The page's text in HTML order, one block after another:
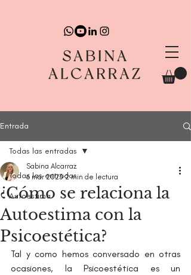
Entrada
Todas las entradas
Autoestima
Todas las entradas
¿Cómo se relaciona la
Autoestima con la
Psicoestética?
Sabina Alcarraz
6 mar 2023 2 min de lectura
Tal y como hemos conversado en otras
ocasiones, la Psicoestética es un